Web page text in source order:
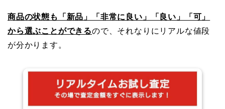
商品の状態も「新品」「非常に良い」「良い」「可」
から選ぶことができるので、それなりにリアルな値段
が分かります。